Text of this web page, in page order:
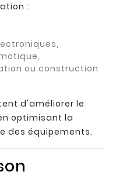
:
ou construction
d'améliorer le
optimisant la
des équipements.